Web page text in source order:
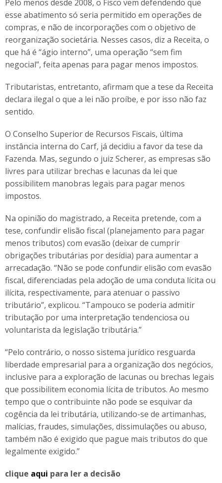
Pelo menos desde 2008, o Fisco vem defendendo que
esse abatimento só seria permitido em operações de
compras, e não de incorporações com o objetivo de
reorganização societária. Nesses casos, diz a Receita, o
que há é “ágio interno”, uma operação “sem fim
negocial”, feita apenas para pagar menos impostos.
Tributaristas, entretanto, afirmam que a tese da Receita
declara ilegal o que a lei não proíbe, e por isso não faz
sentido.
O Conselho Superior de Recursos Fiscais, última
instância interna do Carf, já decidiu a favor da tese da
Fazenda. Mas, segundo o juiz Scherer, as empresas são
livres para utilizar brechas e lacunas da lei que
possibilitem manobras legais para pagar menos
impostos.
Na opinião do magistrado, a Receita pretende, com a
tese, confundir elisão fiscal (planejamento para pagar
menos tributos) com evasão (deixar de cumprir
obrigações tributárias por desídia) para aumentar a
arrecadação. “Não se pode confundir elisão com evasão
fiscal, diferenciadas pela adoção de uma conduta lícita ou
ilícita, respectivamente, para atenuar o passivo
tributário”, explicou. “Tampouco se poderia admitir
tributação por uma interpretação tendenciosa ou
voluntarista da legislação tributária.”
“Pelo contrário, o nosso sistema jurídico resguarda
liberdade empresarial para a organização dos negócios,
inclusive para a exploração de lacunas ou brechas legais
que possibilitem economia lícita de tributos. Ao mesmo
tempo que o contribuinte não pode se esquivar da
cogência da lei tributária, utilizando-se de artimanhas,
malícias, fraudes, simulações, dissimulações ou abuso,
também não é exigido que pague mais tributos do que
legalmente exigido.”
clique aqui para ler a decisão